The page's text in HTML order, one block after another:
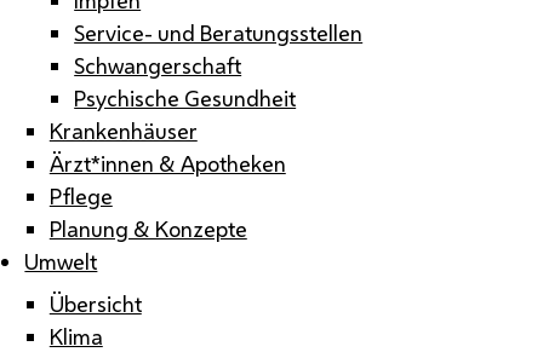
Service- und Beratungsstellen
Schwangerschaft
Psychische Gesundheit
Krankenhäuser
Ärzt*innen & Apotheken
Pflege
Planung & Konzepte
Umwelt
Übersicht
Klima